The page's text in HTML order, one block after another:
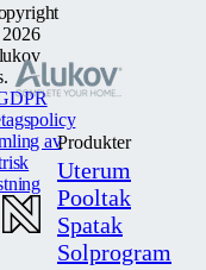
Produkter
Uterum
Pooltak
Spatak
Solprogram
av